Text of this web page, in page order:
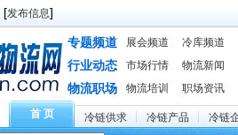
[发布信息]
专题频道 展会频道 冷库频道
行业动态 市场行情 物流新闻
物流职场 物流培训 职场资讯
首 页 冷链供求 冷链产品 冷链